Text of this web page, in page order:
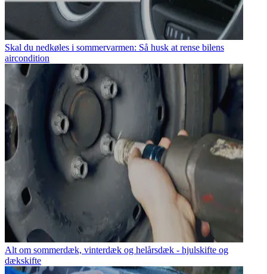
Skal du nedkøles i sommervarmen: Så husk at rense bilens
aircondition
Alt om sommerdæk, vinterdæk og helårsdæk - hjulskifte og
dækskifte